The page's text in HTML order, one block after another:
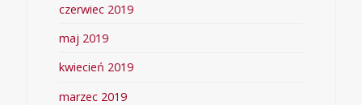
czerwiec 2019
maj 2019
kwiecień 2019
marzec 2019